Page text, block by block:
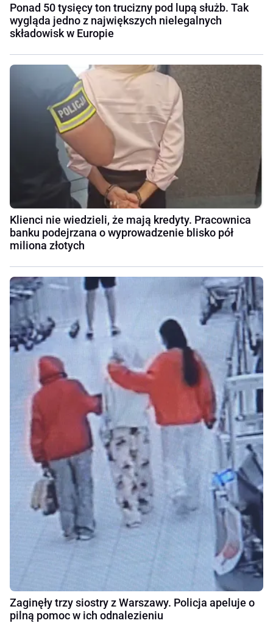
Ponad 50 tysięcy ton trucizny pod lupą służb. Tak
wygląda jedno z największych nielegalnych
składowisk w Europie
Klienci nie wiedzieli, że mają kredyty. Pracownica
banku podejrzana o wyprowadzenie blisko pół
miliona złotych
Zaginęły trzy siostry z Warszawy. Policja apeluje o
pilną pomoc w ich odnalezieniu